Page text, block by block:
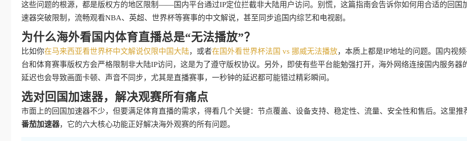
这些问题的根源，都是版权方的地区限制——国内平台通过IP定位拦截非大陆用户访问。别慌，这篇指南会告诉你如何用合适的回国
速器突破限制，流畅观看NBA、英超、世界杯等赛事的中文解说，甚至同步追国内综艺和电视剧。
为什么海外看国内体育直播总是“无法播放”？
比如你在马来西亚看世界杯中文解说仅限中国大陆，或者在国外看世界杯法国 vs 挪威无法播放，本质上都是IP地址的问题。国内视
台和体育赛事版权方会严格限制非大陆IP访问，这是为了遵守版权协议。另外，即使有些平台能勉强打开，海外网络连接国内服务器
延迟也会导致画面卡顿、声音不同步，尤其是直播赛事，一秒钟的延迟都可能错过精彩瞬间。
选对回国加速器，解决观赛所有痛点
市面上的回国加速器不少，但要满足体育直播的需求，得看几个关键：节点覆盖、设备支持、稳定性、流量、安全性和售后。这里推
番茄加速器，它的六大核心功能正好解决海外观赛的所有问题。